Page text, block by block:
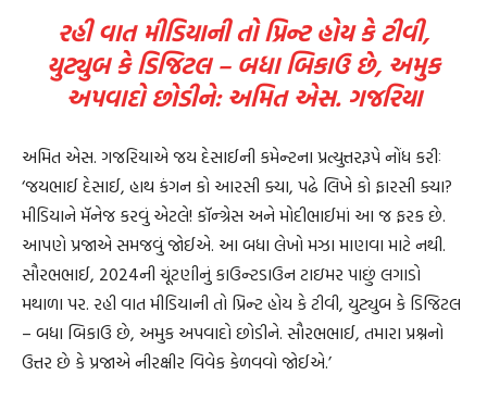
રહી વાત મીડિયાની તો પ્રિન્ટ હોય કે ટીવી,
યુટ્યુબ કે ડિજિટલ – બધા બિકાઉ છે, અમુક
અપવાદો છોડીને: અમિત એસ. ગજરિયા
અમિત એસ. ગજરિયાએ જય દેસાઈની કમેન્ટના પ્રત્યુત્તરરૂપે નોંધ કરીઃ
‘જયભાઈ દેસાઈ, હાથ કંગન કો આરસી ક્યા, પઢે લિખે કો ફારસી ક્યા?
મીડિયાને મૅનેજ કરવું એટલે! કૉન્ગ્રેસ અને મોદીભાઈમાં આ જ ફરક છે.
આપણે પ્રજાએ સમજવું જોઈએ. આ બધા લેખો મઝા માણવા માટે નથી.
સૌરભભાઈ, 2024ની ચૂંટણીનું કાઉન્ટડાઉન ટાઇમર પાછું લગાડો
મથાળા પર. રહી વાત મીડિયાની તો પ્રિન્ટ હોય કે ટીવી, યુટ્યુબ કે ડિજિટલ
– બધા બિકાઉ છે, અમુક અપવાદો છોડીને. સૌરભભાઈ, તમારા પ્રશ્નનો
ઉત્તર છે કે પ્રજાએ નીરક્ષીર વિવેક કેળવવો જોઈએ.’